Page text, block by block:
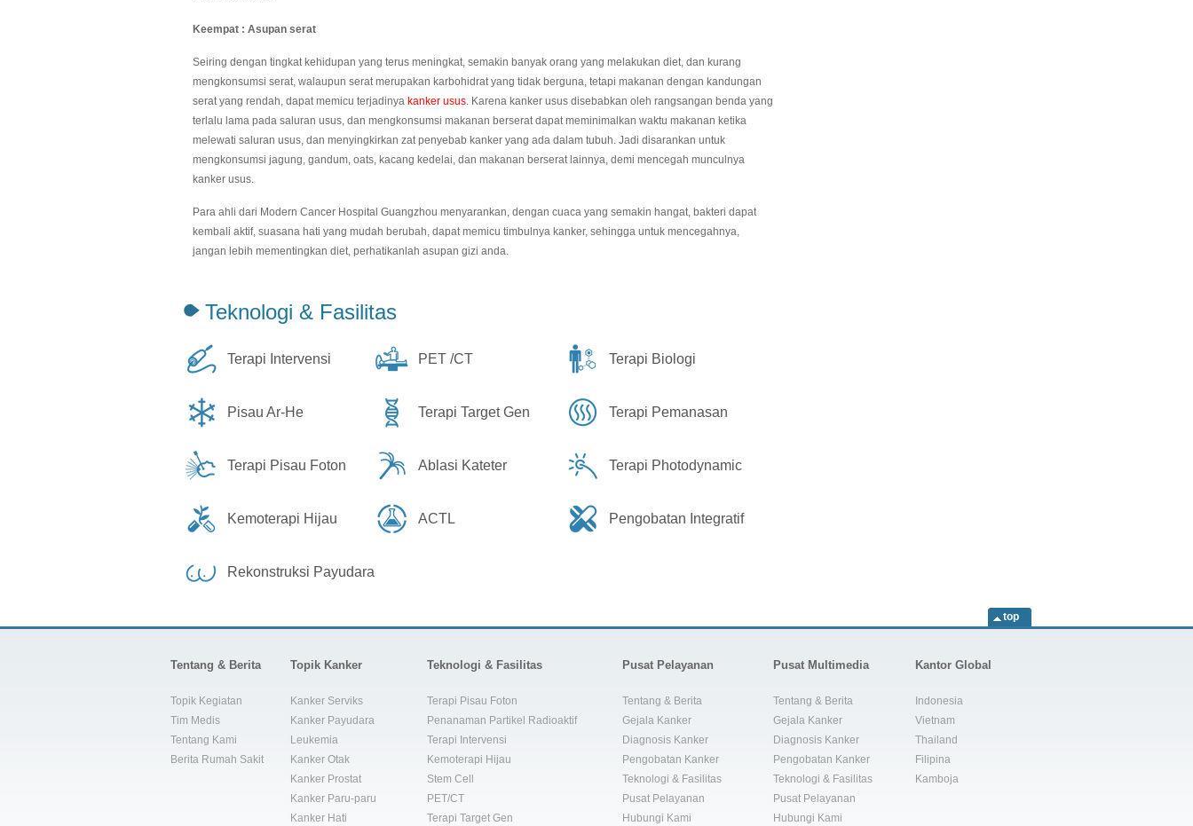
Keempat : Asupan serat
Seiring dengan tingkat kehidupan yang terus meningkat, semakin banyak orang yang melakukan diet, dan kurang
mengkonsumsi serat, walaupun serat merupakan karbohidrat yang tidak berguna, tetapi makanan dengan kandungan
serat yang rendah, dapat memicu terjadinya kanker usus. Karena kanker usus disebabkan oleh rangsangan benda yang
terlalu lama pada saluran usus, dan mengkonsumsi makanan berserat dapat meminimalkan waktu makanan ketika
melewati saluran usus, dan menyingkirkan zat penyebab kanker yang ada dalam tubuh. Jadi disarankan untuk
mengkonsumsi jagung, gandum, oats, kacang kedelai, dan makanan berserat lainnya, demi mencegah munculnya
kanker usus.
Para ahli dari Modern Cancer Hospital Guangzhou menyarankan, dengan cuaca yang semakin hangat, bakteri dapat
kembali aktif, suasana hati yang mudah berubah, dapat memicu timbulnya kanker, sehingga untuk mencegahnya,
jangan lebih mementingkan diet, perhatikanlah asupan gizi anda.
Teknologi & Fasilitas
Terapi Intervensi PET /CT Terapi Biologi
Pisau Ar-He Terapi Target Gen Terapi Pemanasan
Terapi Pisau Foton Ablasi Kateter Terapi Photodynamic
Kemoterapi Hijau ACTL Pengobatan Integratif
Rekonstruksi Payudara
top
Tentang & Berita
Topik Kegiatan
Tim Medis
Tentang Kami
Berita Rumah Sakit
Topik Kanker
Kanker Serviks
Kanker Payudara
Leukemia
Kanker Otak
Kanker Prostat
Kanker Paru-paru
Kanker Hati
Teknologi & Fasilitas
Terapi Pisau Foton
Penanaman Partikel Radioaktif
Terapi Intervensi
Kemoterapi Hijau
Stem Cell
PET/CT
Terapi Target Gen
Pusat Pelayanan
Tentang & Berita
Gejala Kanker
Diagnosis Kanker
Pengobatan Kanker
Teknologi & Fasilitas
Pusat Pelayanan
Hubungi Kami
Pusat Multimedia
Tentang & Berita
Gejala Kanker
Diagnosis Kanker
Pengobatan Kanker
Teknologi & Fasilitas
Pusat Pelayanan
Hubungi Kami
Kantor Global
Indonesia
Vietnam
Thailand
Filipina
Kamboja